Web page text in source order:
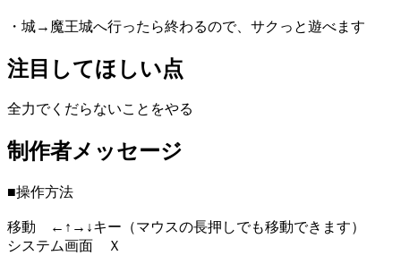
・城→魔王城へ行ったら終わるので、サクっと遊べます
注目してほしい点
全力でくだらないことをやる
制作者メッセージ
■操作方法
移動 ←↑→↓キー（マウスの長押しでも移動できます）
システム画面 Ｘ